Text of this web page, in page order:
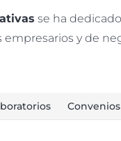
se ha
y de
Convenios